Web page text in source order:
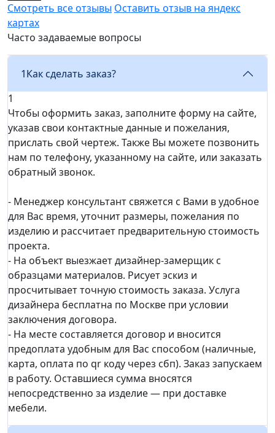
Смотреть все отзывы Оставить отзыв на яндекс
картах
Часто задаваемые вопросы
1Как сделать заказ?
1
Чтобы оформить заказ, заполните форму на сайте,
указав свои контактные данные и пожелания,
прислать свой чертеж. Также Вы можете позвонить
нам по телефону, указанному на сайте, или заказать
обратный звонок.
- Менеджер консультант свяжется с Вами в удобное
для Вас время, уточнит размеры, пожелания по
изделию и рассчитает предварительную стоимость
проекта.
- На объект выезжает дизайнер-замерщик с
образцами материалов. Рисует эскиз и
просчитывает точную стоимость заказа. Услуга
дизайнера бесплатна по Москве при условии
заключения договора.
- На месте составляется договор и вносится
предоплата удобным для Вас способом (наличные,
карта, оплата по qr коду через сбп). Заказ запускаем
в работу. Оставшиеся сумма вносятся
непосредственно за изделие — при доставке
мебели.